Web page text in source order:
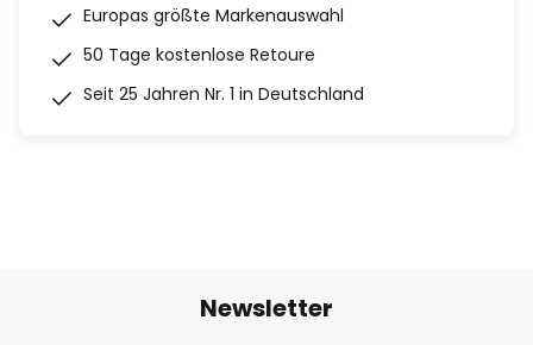
Europas größte Markenauswahl
50 Tage kostenlose Retoure
Seit 25 Jahren Nr. 1 in Deutschland
Newsletter